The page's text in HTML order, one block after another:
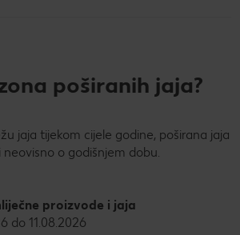
poširanih jaja?
jaja tijekom cijele godine, poširana jaja
o godišnjem dobu.
proizvode i jaja
do 11.08.2026